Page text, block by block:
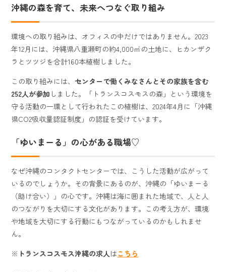
沖縄の森を育て、未来へつなぐ取り組み
環境への取り組みは、オフィスの中だけではありません。2023
年12月には、沖縄県八重瀬町の約4,000㎡の土地に、ヒカンザク
ラとツツジを合計160本植樹しました。
この取り組みには、センターで働くみなさんとその家族を含む
252人が参加 しました。「トランスコスモスの森」という環境を
守る活動の一環として行われたこの植樹は、2024年4月に「沖縄
県CO2吸収量認証制度」の認証を受けています。
「ゆいまーる」の心がある職場♡
なぜ沖縄のコンタクトセンターでは、こうした活動が広がって
いるのでしょうか。その背景にあるのが、沖縄の「ゆいまーる
（助け合い）」の心です。沖縄は海に囲まれた地域で、人と人
のつながりを大切にする文化があります。この考え方が、環境
や地域を大切にする行動にもつながっているのかもしれませ
ん。
※ トランスコスモス沖縄の求人 はこちら